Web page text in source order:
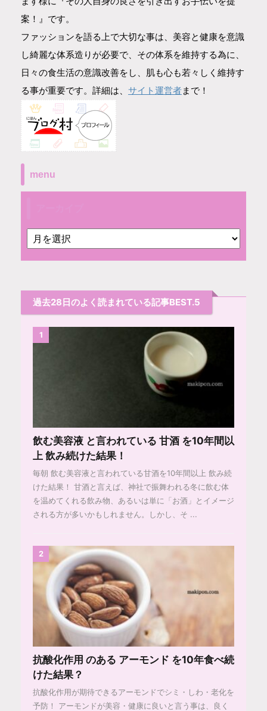
案！』です。
ファッションを語る上で大切な事は、美容と健康を意識
し綺麗な体系造りが必要で、その体系を維持する為に、
日々の食生活の意識改善をし、肌も心も若々しく維持す
る事が重要です。詳細は、 サイト運営者まで！
menu
過去28日のよく読まれている記事BEST.5
1
飲む美容液 と言われている 甘酒 を10年間以
上 飲み続けた結果！
毎朝 飲む美容液と言われている甘酒を10年間以上 飲み続
けた結果！ 甘酒と言えば、神社で振舞われる冬に飲む体
を温めてくれる飲み物、あるいは単に「お酒」とイメージ
される方が多いかもしれません。しかし、そ ...
2
抗酸化作用 のある アーモンド を10年食べ続
けた結果？
抗酸化作用が期待できるアーモンドでシミ・しわ・老化を
予防！ アーモンドが美容・健康に良いと言う事は、良く